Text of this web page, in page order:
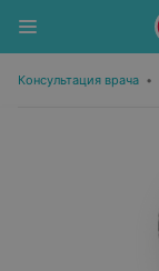
Консультация врача •